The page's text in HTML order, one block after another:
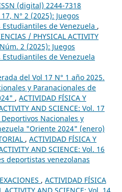
(digital) 2244-7318
17, N° 2 (2025): Juegos
de Venezuela ,
/ PHYSICAL ACTIVITY
2 (2025): Juegos
de Venezuela
del Vol 17 N° 1 año 2025.
y Paranacionales de
, ACTIVIDAD FÍSICA Y
AND SCIENCE: Vol. 17
Nacionales y
"Oriente 2024" (enero)
, ACTIVIDAD FÍSICA Y
AND SCIENCE: Vol. 16
deportistas venezolanas
, ACTIVIDAD FÍSICA